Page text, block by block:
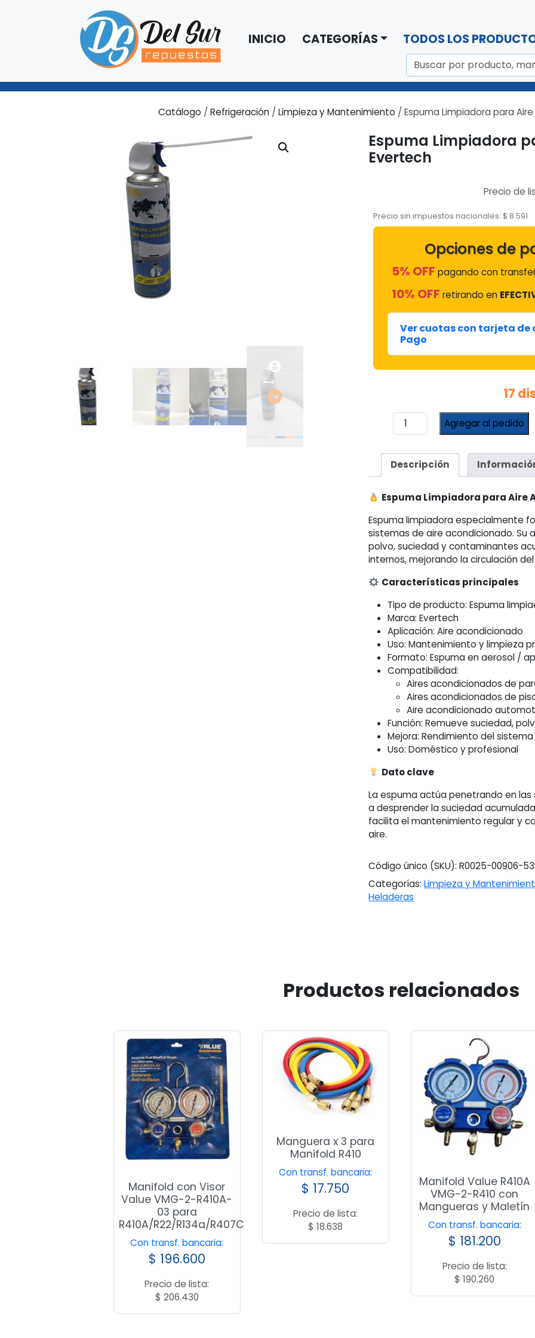
INICIO CATEGORÍAS TODOS LOS
Catálogo / Refrigeración / Limpieza y Mantenimiento / Espuma Limpiadora para
Espuma Limpiadora
Evertech
Precio de
Precio sin impuestos nacionales:$ 8.591
Opciones de
5% OFF pagando con
10% OFF retirando en
Ver cuotas con tarjeta de
Pago
17
Espuma
Limpiadora
Aire
Acondicionado
cantidad
Agregar al pedido
Descripción
Espuma Limpiadora para Aire
Espuma limpiadora especialmente
sistemas de aire acondicionado.
polvo, suciedad y contaminantes
internos, mejorando la circulación
Características principales
Tipo de producto: Espuma
Marca: Evertech
Aplicación: Aire acondicionado
Uso: Mantenimiento y limpieza
Formato: Espuma en aerosol /
Compatibilidad:
Aires acondicionados de
Aires acondicionados de
Aire acondicionado
Función: Remueve suciedad,
Mejora: Rendimiento del
Uso: Doméstico y profesional
Dato clave
La espuma actúa penetrando en
a desprender la suciedad
facilita el mantenimiento regular y
aire.
Código único (SKU):R0025-00906-
Categorías:Limpieza y
Heladeras
Productos relacionados
Manifold con Visor
Value VMG-2-R410A-
03 para
R410A/R22/R134a/R407C
Con transf. bancaria:
$ 196.600
Precio de lista:
$ 206.430
Manguera x 3 para
Manifold R410
Con transf. bancaria:
$ 17.750
Precio de lista:
$ 18.638
Manifold Value R410A
VMG-2-R410 con
Mangueras y Maletín
Con transf. bancaria:
$ 181.200
Precio de lista:
$ 190.260